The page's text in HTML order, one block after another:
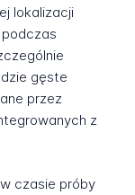
lokalizacji
gęste
przez
z
czasie próby